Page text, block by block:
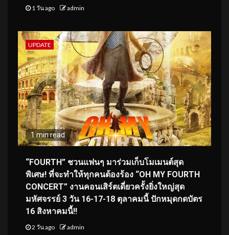
1 วัน ago admin
UPDATE
1 min read
“FOURTH” ชวนแฟนๆ มาร่วมเก็บโมเมนต์สุด
พิเศษ! ที่จะทำให้ทุกคนต้องร้อง “OH MY FOURTH
CONCERT” งานคอนเสิร์ตเดี่ยวครั้งยิ่งใหญ่สุด
มหัศจรรย์ 3 วัน 16-17-18 ตุลาคมนี้ ปักหมุดกดบัตร
16 สิงหาคมนี้!!
2 วัน ago admin